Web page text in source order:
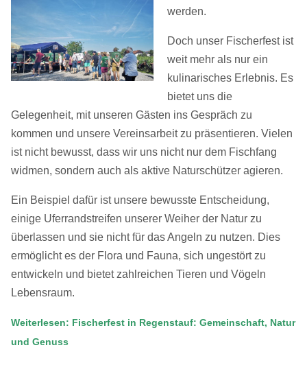
werden.
Doch unser Fischerfest ist
weit mehr als nur ein
kulinarisches Erlebnis. Es
bietet uns die
Gelegenheit, mit unseren Gästen ins Gespräch zu
kommen und unsere Vereinsarbeit zu präsentieren. Vielen
ist nicht bewusst, dass wir uns nicht nur dem Fischfang
widmen, sondern auch als aktive Naturschützer agieren.
Ein Beispiel dafür ist unsere bewusste Entscheidung,
einige Uferrandstreifen unserer Weiher der Natur zu
überlassen und sie nicht für das Angeln zu nutzen. Dies
ermöglicht es der Flora und Fauna, sich ungestört zu
entwickeln und bietet zahlreichen Tieren und Vögeln
Lebensraum.
Weiterlesen: Fischerfest in Regenstauf: Gemeinschaft, Natur
und Genuss